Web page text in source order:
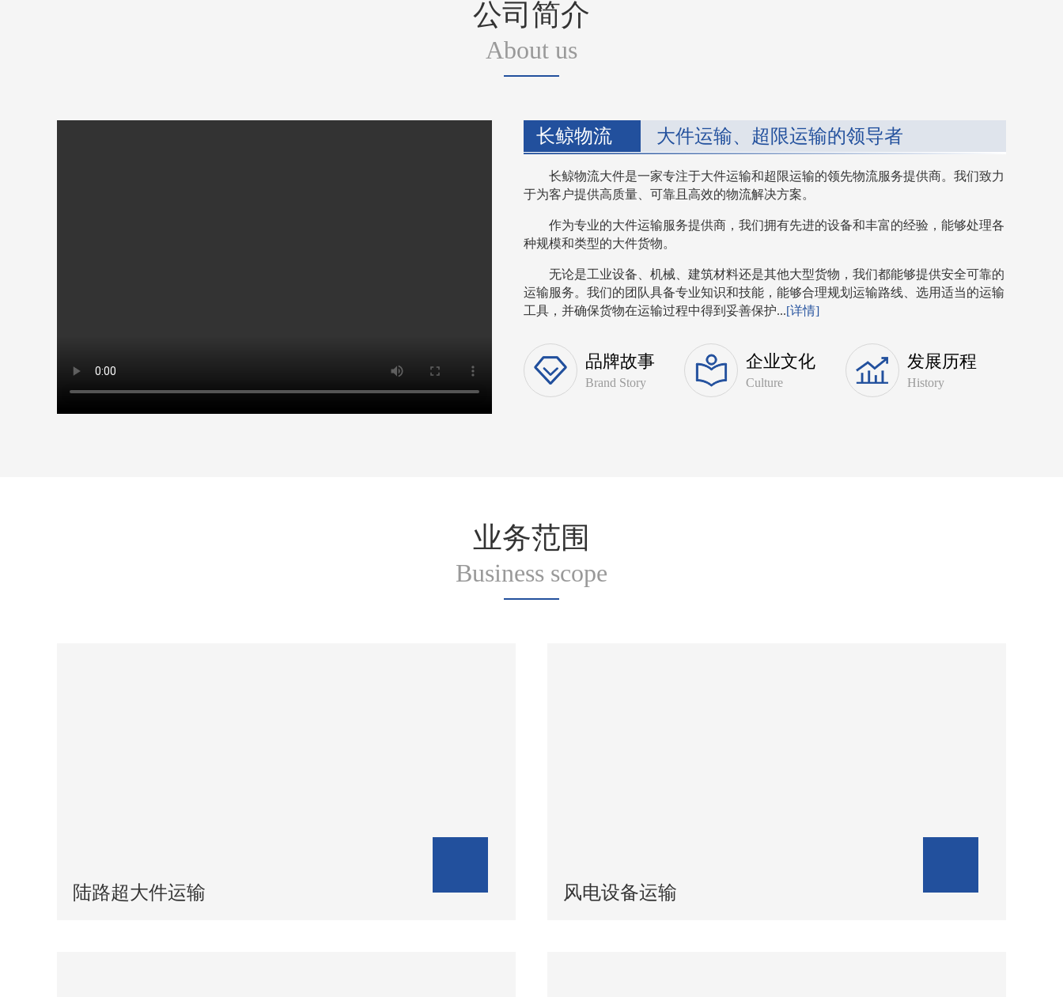
公司简介
About us
长鲸物流 大件运输、超限运输的领导者
长鲸物流大件是一家专注于大件运输和超限运输的领先物流服务提供商。我们致力
于为客户提供高质量、可靠且高效的物流解决方案。
作为专业的大件运输服务提供商，我们拥有先进的设备和丰富的经验，能够处理各
种规模和类型的大件货物。
无论是工业设备、机械、建筑材料还是其他大型货物，我们都能够提供安全可靠的
运输服务。我们的团队具备专业知识和技能，能够合理规划运输路线、选用适当的运输
工具，并确保货物在运输过程中得到妥善保护...[详情]
品牌故事
Brand Story
企业文化
Culture
发展历程
History
业务范围
Business scope
陆路超大件运输 风电设备运输